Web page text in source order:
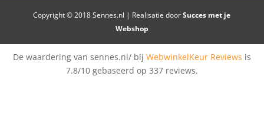
Copyright © 2018 Sennes.nl | Realisatie doorSucces met je
Webshop
De waardering van sennes.nl/ bij WebwinkelKeur Reviews is
7.8/10 gebaseerd op 337 reviews.